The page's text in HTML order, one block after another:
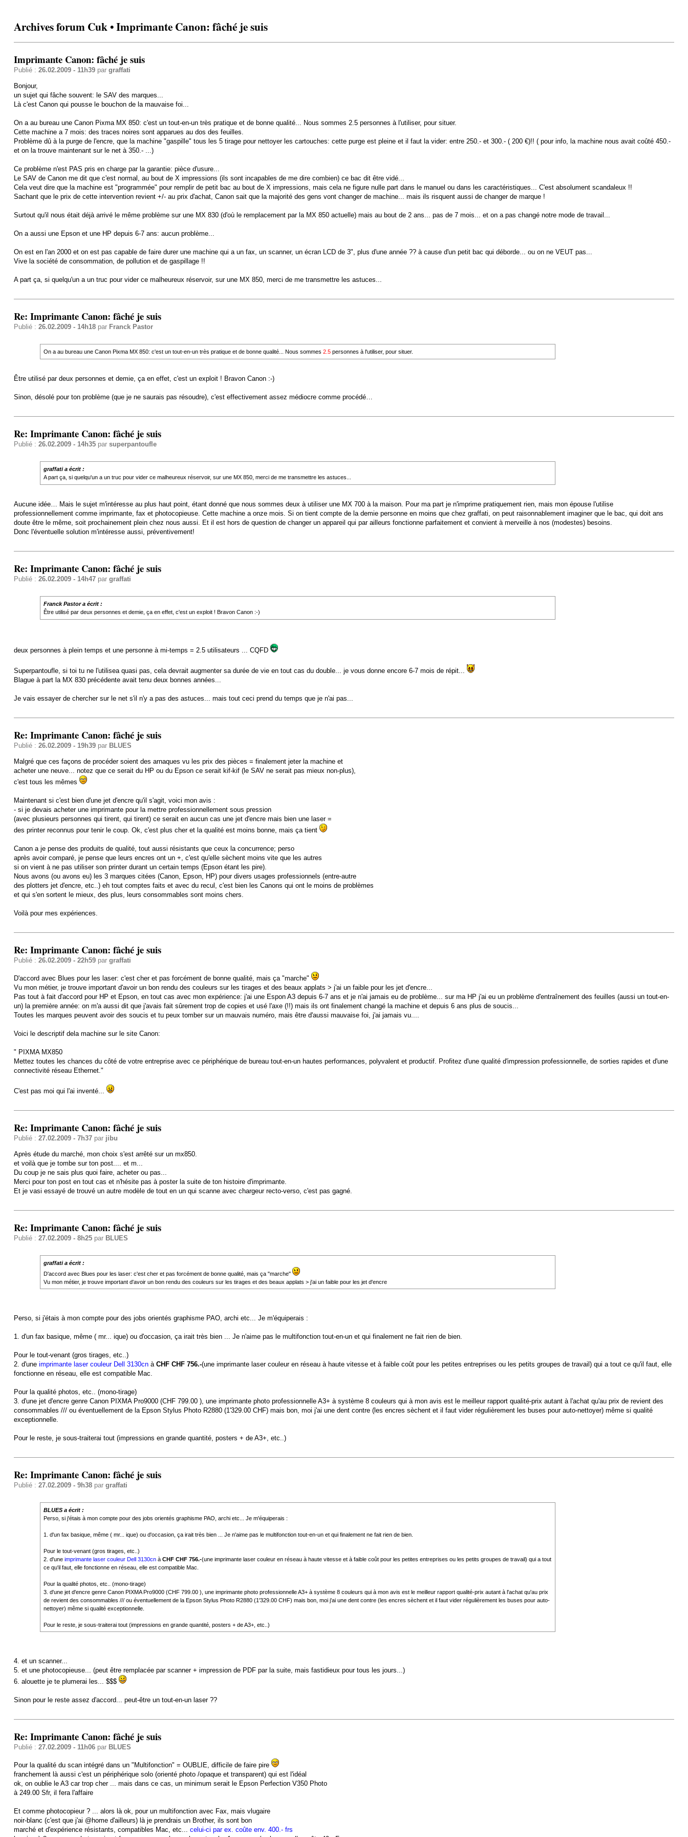
Archives forum Cuk • Imprimante Canon: fâché je suis
Imprimante Canon: fâché je suis
Publié : 26.02.2009 - 11h39par graffati
Bonjour,
un sujet qui fâche souvent: le SAV des marques...
Là c'est Canon qui pousse le bouchon de la mauvaise foi...
On a au bureau une Canon Pixma MX 850: c'est un tout-en-un très pratique et de bonne qualité... Nous sommes 2.5 personnes à l'utiliser, pour situer.
Cette machine a 7 mois: des traces noires sont apparues au dos des feuilles.
Problème dû à la purge de l'encre, que la machine "gaspille" tous les 5 tirage pour nettoyer les cartouches: cette purge est pleine et il faut la vider: entre 250.- et 300.- ( 200 €)!! ( pour info, la machine nous avait coûté 450.-
et on la trouve maintenant sur le net à 350.- ...)
Ce problème n'est PAS pris en charge par la garantie: pièce d'usure...
Le SAV de Canon me dit que c'est normal, au bout de X impressions (ils sont incapables de me dire combien) ce bac dit être vidé...
Cela veut dire que la machine est "programmée" pour remplir de petit bac au bout de X impressions, mais cela ne figure nulle part dans le manuel ou dans les caractéristiques... C'est absolument scandaleux !!
Sachant que le prix de cette intervention revient +/- au prix d'achat, Canon sait que la majorité des gens vont changer de machine... mais ils risquent aussi de changer de marque !
Surtout qu'il nous était déjà arrivé le même problème sur une MX 830 (d'où le remplacement par la MX 850 actuelle) mais au bout de 2 ans... pas de 7 mois... et on a pas changé notre mode de travail...
On a aussi une Epson et une HP depuis 6-7 ans: aucun problème...
On est en l'an 2000 et on est pas capable de faire durer une machine qui a un fax, un scanner, un écran LCD de 3", plus d'une année ?? à cause d'un petit bac qui déborde... ou on ne VEUT pas...
Vive la société de consommation, de pollution et de gaspillage !!
A part ça, si quelqu'un a un truc pour vider ce malheureux réservoir, sur une MX 850, merci de me transmettre les astuces...
Re: Imprimante Canon: fâché je suis
Publié : 26.02.2009 - 14h18par Franck Pastor
On a au bureau une Canon Pixma MX 850: c'est un tout-en-un très pratique et de bonne qualité... Nous sommes 2.5personnes à l'utiliser, pour situer.
Être utilisé par deux personnes et demie, ça en effet, c'est un exploit ! Bravon Canon :-)
Sinon, désolé pour ton problème (que je ne saurais pas résoudre), c'est effectivement assez médiocre comme procédé…
Re: Imprimante Canon: fâché je suis
Publié : 26.02.2009 - 14h35par superpantoufle
graffati a écrit :
A part ça, si quelqu'un a un truc pour vider ce malheureux réservoir, sur une MX 850, merci de me transmettre les astuces...
Aucune idée… Mais le sujet m'intéresse au plus haut point, étant donné que nous sommes deux à utiliser une MX 700 à la maison. Pour ma part je n'imprime pratiquement rien, mais mon épouse l'utilise
professionnellement comme imprimante, fax et photocopieuse. Cette machine a onze mois. Si on tient compte de la demie personne en moins que chez graffati, on peut raisonnablement imaginer que le bac, qui doit ans
doute être le même, soit prochainement plein chez nous aussi. Et il est hors de question de changer un appareil qui par ailleurs fonctionne parfaitement et convient à merveille à nos (modestes) besoins.
Donc l'éventuelle solution m'intéresse aussi, préventivement!
Re: Imprimante Canon: fâché je suis
Publié : 26.02.2009 - 14h47par graffati
Franck Pastor a écrit :
Être utilisé par deux personnes et demie, ça en effet, c'est un exploit ! Bravon Canon :-)
deux personnes à plein temps et une personne à mi-temps = 2.5 utilisateurs ... CQFD
Superpantoufle, si toi tu ne l'utilisea quasi pas, cela devrait augmenter sa durée de vie en tout cas du double... je vous donne encore 6-7 mois de répit...
Blague à part la MX 830 précédente avait tenu deux bonnes années...
Je vais essayer de chercher sur le net s'il n'y a pas des astuces... mais tout ceci prend du temps que je n'ai pas...
Re: Imprimante Canon: fâché je suis
Publié : 26.02.2009 - 19h39par BLUES
Malgré que ces façons de procéder soient des arnaques vu les prix des pièces = finalement jeter la machine et
acheter une neuve... notez que ce serait du HP ou du Epson ce serait kif-kif (le SAV ne serait pas mieux non-plus),
c'est tous les mêmes
Maintenant si c'est bien d'une jet d'encre qu'il s'agit, voici mon avis :
- si je devais acheter une imprimante pour la mettre professionnellement sous pression
(avec plusieurs personnes qui tirent, qui tirent) ce serait en aucun cas une jet d'encre mais bien une laser =
des printer reconnus pour tenir le coup. Ok, c'est plus cher et la qualité est moins bonne, mais ça tient
Canon a je pense des produits de qualité, tout aussi résistants que ceux la concurrence; perso
après avoir comparé, je pense que leurs encres ont un +, c'est qu'elle sèchent moins vite que les autres
si on vient à ne pas utiliser son printer durant un certain temps (Epson étant les pire).
Nous avons (ou avons eu) les 3 marques citées (Canon, Epson, HP) pour divers usages professionnels (entre-autre
des plotters jet d'encre, etc..) eh tout comptes faits et avec du recul, c'est bien les Canons qui ont le moins de problèmes
et qui s'en sortent le mieux, des plus, leurs consommables sont moins chers.
Voilà pour mes expériences.
Re: Imprimante Canon: fâché je suis
Publié : 26.02.2009 - 22h59par graffati
D'accord avec Blues pour les laser: c'est cher et pas forcément de bonne qualité, mais ça "marche"
Vu mon métier, je trouve important d'avoir un bon rendu des couleurs sur les tirages et des beaux applats > j'ai un faible pour les jet d'encre...
Pas tout à fait d'accord pour HP et Epson, en tout cas avec mon expérience: j'ai une Espon A3 depuis 6-7 ans et je n'ai jamais eu de problème... sur ma HP j'ai eu un problème d'entraînement des feuilles (aussi un tout-en-
un) la première année: on m'a aussi dit que j'avais fait sûrement trop de copies et usé l'axe (!!) mais ils ont finalement changé la machine et depuis 6 ans plus de soucis...
Toutes les marques peuvent avoir des soucis et tu peux tomber sur un mauvais numéro, mais être d'aussi mauvaise foi, j'ai jamais vu....
Voici le descriptif dela machine sur le site Canon:
" PIXMA MX850
Mettez toutes les chances du côté de votre entreprise avec ce périphérique de bureau tout-en-un hautes performances, polyvalent et productif. Profitez d'une qualité d'impression professionnelle, de sorties rapides et d'une
connectivité réseau Ethernet."
C'est pas moi qui l'ai inventé...
Re: Imprimante Canon: fâché je suis
Publié : 27.02.2009 - 7h37par jibu
Après étude du marché, mon choix s'est arrêté sur un mx850.
et voilà que je tombe sur ton post.... et m...
Du coup je ne sais plus quoi faire, acheter ou pas...
Merci pour ton post en tout cas et n'hésite pas à poster la suite de ton histoire d'imprimante.
Et je vasi essayé de trouvé un autre modèle de tout en un qui scanne avec chargeur recto-verso, c'est pas gagné.
Re: Imprimante Canon: fâché je suis
Publié : 27.02.2009 - 8h25par BLUES
graffati a écrit :
D'accord avec Blues pour les laser: c'est cher et pas forcément de bonne qualité, mais ça "marche"
Vu mon métier, je trouve important d'avoir un bon rendu des couleurs sur les tirages et des beaux applats > j'ai un faible pour les jet d'encre
Perso, si j'étais à mon compte pour des jobs orientés graphisme PAO, archi etc... Je m'équiperais :
1. d'un fax basique, même ( mr... ique) ou d'occasion, ça irait très bien ... Je n'aime pas le multifonction tout-en-un et qui finalement ne fait rien de bien.
Pour le tout-venant (gros tirages, etc..)
2. d'une imprimante laser couleur Dell 3130cnà CHF CHF 756.-(une imprimante laser couleur en réseau à haute vitesse et à faible coût pour les petites entreprises ou les petits groupes de travail) qui a tout ce qu'il faut, elle
fonctionne en réseau, elle est compatible Mac.
Pour la qualité photos, etc.. (mono-tirage)
3. d'une jet d'encre genre Canon PIXMA Pro9000 (CHF 799.00 ), une imprimante photo professionnelle A3+ à système 8 couleurs qui à mon avis est le meilleur rapport qualité-prix autant à l'achat qu'au prix de revient des
consommables /// ou éventuellement de la Epson Stylus Photo R2880 (1'329.00 CHF) mais bon, moi j'ai une dent contre (les encres sèchent et il faut vider régulièrement les buses pour auto-nettoyer) même si qualité
exceptionnelle.
Pour le reste, je sous-traiterai tout (impressions en grande quantité, posters + de A3+, etc..)
Re: Imprimante Canon: fâché je suis
Publié : 27.02.2009 - 9h38par graffati
BLUES a écrit :
Perso, si j'étais à mon compte pour des jobs orientés graphisme PAO, archi etc... Je m'équiperais :
1. d'un fax basique, même ( mr... ique) ou d'occasion, ça irait très bien ... Je n'aime pas le multifonction tout-en-un et qui finalement ne fait rien de bien.
Pour le tout-venant (gros tirages, etc..)
2. d'une imprimante laser couleur Dell 3130cnà CHF CHF 756.-(une imprimante laser couleur en réseau à haute vitesse et à faible coût pour les petites entreprises ou les petits groupes de travail) qui a tout
ce qu'il faut, elle fonctionne en réseau, elle est compatible Mac.
Pour la qualité photos, etc.. (mono-tirage)
3. d'une jet d'encre genre Canon PIXMA Pro9000 (CHF 799.00 ), une imprimante photo professionnelle A3+ à système 8 couleurs qui à mon avis est le meilleur rapport qualité-prix autant à l'achat qu'au prix
de revient des consommables /// ou éventuellement de la Epson Stylus Photo R2880 (1'329.00 CHF) mais bon, moi j'ai une dent contre (les encres sèchent et il faut vider régulièrement les buses pour auto-
nettoyer) même si qualité exceptionnelle.
Pour le reste, je sous-traiterai tout (impressions en grande quantité, posters + de A3+, etc..)
4. et un scanner...
5. et une photocopieuse... (peut être remplacée par scanner + impression de PDF par la suite, mais fastidieux pour tous les jours...)
6. alouette je te plumerai les... $$$
Sinon pour le reste assez d'accord... peut-être un tout-en-un laser ??
Re: Imprimante Canon: fâché je suis
Publié : 27.02.2009 - 11h06par BLUES
Pour la qualité du scan intégré dans un "Multifonction" = OUBLIE, difficile de faire pire
franchement là aussi c'est un périphérique solo (orienté photo /opaque et transparent) qui est l'idéal
ok, on oublie le A3 car trop cher ... mais dans ce cas, un minimum serait le Epson Perfection V350 Photo
à 249.00 Sfr, il fera l'affaire
Et comme photocopieur ? ... alors là ok, pour un multifonction avec Fax, mais vlugaire
noir-blanc (c'est que j'ai @home d'ailleurs) là je prendrais un Brother, ils sont bon
marché et d'expérience résistants, compatibles Mac, etc... celui-ci par ex. coûte env. 400.- frs